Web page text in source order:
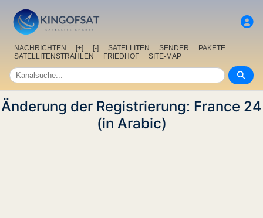
NACHRICHTEN [+] [-] SATELLITEN SENDER
PAKETE
SATELLITENSTRAHLEN
FRIEDHOF SITE-MAP
Änderung der Registrierung: France 24
(in Arabic)